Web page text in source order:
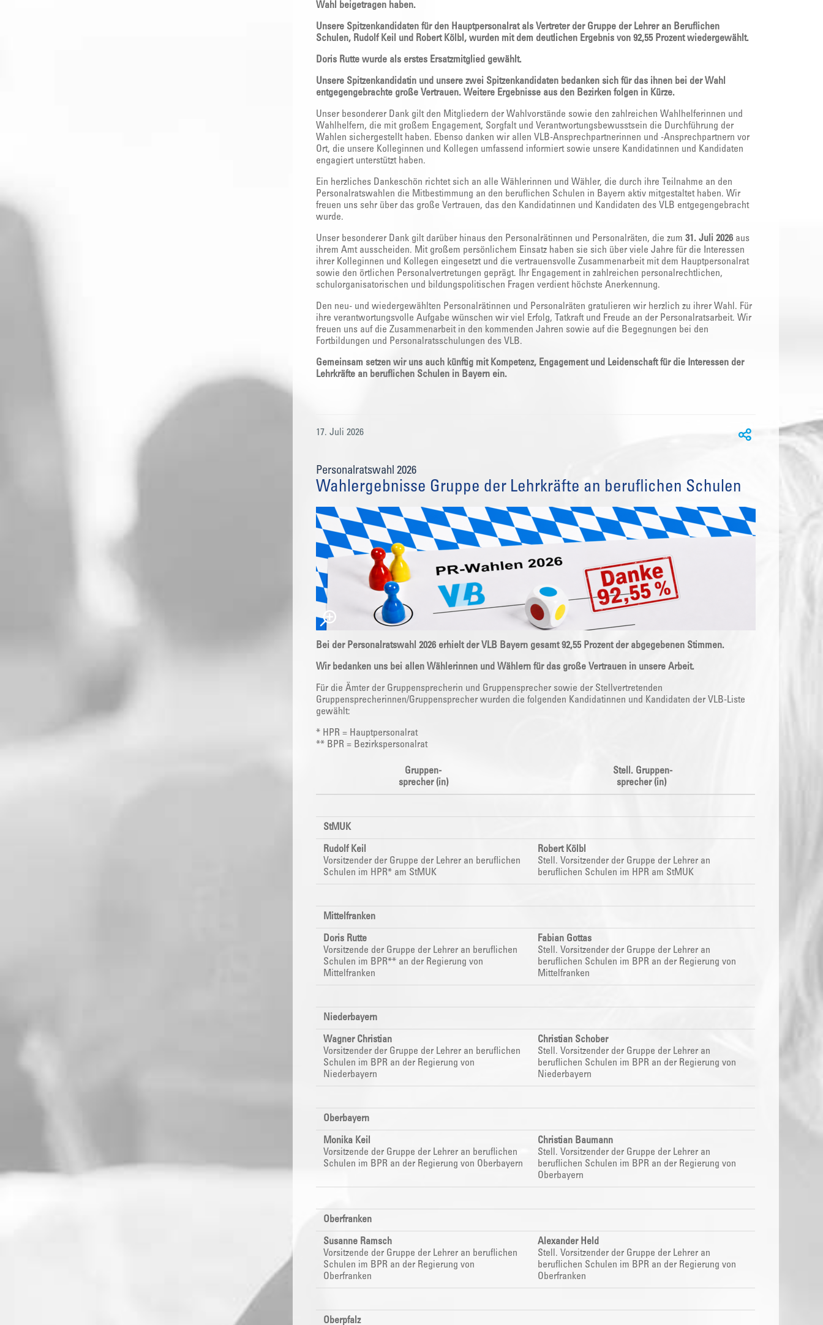
Wahl beigetragen haben.
Unsere Spitzenkandidaten für den Hauptpersonalrat als Vertreter der Gruppe der Lehrer an Beruflichen
Schulen, Rudolf Keil und Robert Kölbl, wurden mit dem deutlichen Ergebnis von 92,55 Prozent wiedergewählt.
Doris Rutte wurde als erstes Ersatzmitglied gewählt.
Unsere Spitzenkandidatin und unsere zwei Spitzenkandidaten bedanken sich für das ihnen bei der Wahl
entgegengebrachte große Vertrauen. Weitere Ergebnisse aus den Bezirken folgen in Kürze.
Unser besonderer Dank gilt den Mitgliedern der Wahlvorstände sowie den zahlreichen Wahlhelferinnen und
Wahlhelfern, die mit großem Engagement, Sorgfalt und Verantwortungsbewusstsein die Durchführung der
Wahlen sichergestellt haben. Ebenso danken wir allen VLB-Ansprechpartnerinnen und -Ansprechpartnern vor
Ort, die unsere Kolleginnen und Kollegen umfassend informiert sowie unsere Kandidatinnen und Kandidaten
engagiert unterstützt haben.
Ein herzliches Dankeschön richtet sich an alle Wählerinnen und Wähler, die durch ihre Teilnahme an den
Personalratswahlen die Mitbestimmung an den beruflichen Schulen in Bayern aktiv mitgestaltet haben. Wir
freuen uns sehr über das große Vertrauen, das den Kandidatinnen und Kandidaten des VLB entgegengebracht
wurde.
Unser besonderer Dank gilt darüber hinaus den Personalrätinnen und Personalräten, die zum 31. Juli 2026 aus
ihrem Amt ausscheiden. Mit großem persönlichem Einsatz haben sie sich über viele Jahre für die Interessen
ihrer Kolleginnen und Kollegen eingesetzt und die vertrauensvolle Zusammenarbeit mit dem Hauptpersonalrat
sowie den örtlichen Personalvertretungen geprägt. Ihr Engagement in zahlreichen personalrechtlichen,
schulorganisatorischen und bildungspolitischen Fragen verdient höchste Anerkennung.
Den neu- und wiedergewählten Personalrätinnen und Personalräten gratulieren wir herzlich zu ihrer Wahl. Für
ihre verantwortungsvolle Aufgabe wünschen wir viel Erfolg, Tatkraft und Freude an der Personalratsarbeit. Wir
freuen uns auf die Zusammenarbeit in den kommenden Jahren sowie auf die Begegnungen bei den
Fortbildungen und Personalratsschulungen des VLB.
Gemeinsam setzen wir uns auch künftig mit Kompetenz, Engagement und Leidenschaft für die Interessen der
Lehrkräfte an beruflichen Schulen in Bayern ein.
17. Juli 2026
Personalratswahl 2026
Wahlergebnisse Gruppe der Lehrkräfte an beruflichen Schulen
Bei der Personalratswahl 2026 erhielt der VLB Bayern gesamt 92,55 Prozent der abgegebenen Stimmen.
Wir bedanken uns bei allen Wählerinnen und Wählern für das große Vertrauen in unsere Arbeit.
Für die Ämter der Gruppensprecherin und Gruppensprecher sowie der Stellvertretenden
Gruppensprecherinnen/Gruppensprecher wurden die folgenden Kandidatinnen und Kandidaten der VLB-Liste
gewählt:
* HPR = Hauptpersonalrat
** BPR = Bezirkspersonalrat
Gruppen-
sprecher (in)
Stell. Gruppen-
sprecher (in)
StMUK
Rudolf Keil
Vorsitzender der Gruppe der Lehrer an beruflichen
Schulen im HPR* am StMUK
Robert Kölbl
Stell. Vorsitzender der Gruppe der Lehrer an
beruflichen Schulen im HPR am StMUK
Mittelfranken
Doris Rutte
Vorsitzende der Gruppe der Lehrer an beruflichen
Schulen im BPR** an der Regierung von
Mittelfranken
Fabian Gottas
Stell. Vorsitzender der Gruppe der Lehrer an
beruflichen Schulen im BPR an der Regierung von
Mittelfranken
Niederbayern
Wagner Christian
Vorsitzender der Gruppe der Lehrer an beruflichen
Schulen im BPR an der Regierung von
Niederbayern
Christian Schober
Stell. Vorsitzender der Gruppe der Lehrer an
beruflichen Schulen im BPR an der Regierung von
Niederbayern
Oberbayern
Monika Keil
Vorsitzende der Gruppe der Lehrer an beruflichen
Schulen im BPR an der Regierung von Oberbayern
Christian Baumann
Stell. Vorsitzender der Gruppe der Lehrer an
beruflichen Schulen im BPR an der Regierung von
Oberbayern
Oberfranken
Susanne Ramsch
Vorsitzende der Gruppe der Lehrer an beruflichen
Schulen im BPR an der Regierung von
Oberfranken
Alexander Held
Stell. Vorsitzender der Gruppe der Lehrer an
beruflichen Schulen im BPR an der Regierung von
Oberfranken
Oberpfalz